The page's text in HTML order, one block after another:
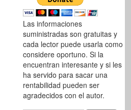
Las informaciones
suministradas son gratuitas y
cada lector puede usarla como
considere oportuno. Si la
encuentran interesante y si les
ha servido para sacar una
rentabilidad pueden ser
agradecidos con el autor.